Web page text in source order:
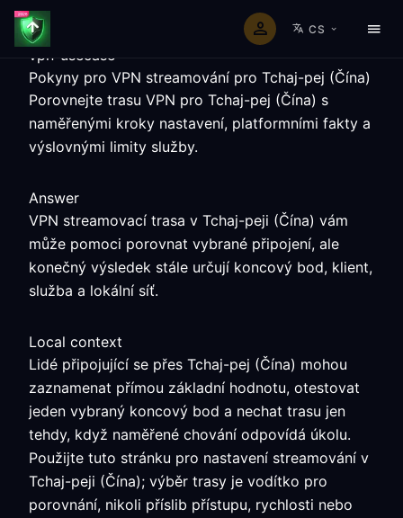
CS
vpn-usecase
Pokyny pro VPN streamování pro Tchaj-pej (Čína)
Porovnejte trasu VPN pro Tchaj-pej (Čína) s
naměřenými kroky nastavení, platformními fakty a
výslovnými limity služby.
Answer
VPN streamovací trasa v Tchaj-peji (Čína) vám
může pomoci porovnat vybrané připojení, ale
konečný výsledek stále určují koncový bod, klient,
služba a lokální síť.
Local context
Lidé připojující se přes Tchaj-pej (Čína) mohou
zaznamenat přímou základní hodnotu, otestovat
jeden vybraný koncový bod a nechat trasu jen
tehdy, když naměřené chování odpovídá úkolu.
Použijte tuto stránku pro nastavení streamování v
Tchaj-peji (Čína); výběr trasy je vodítko pro
porovnání, nikoli příslib přístupu, rychlosti nebo